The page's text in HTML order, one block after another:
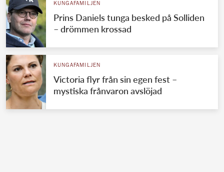
KUNGAFAMILJEN
Prins Daniels tunga besked på Solliden
– drömmen krossad
KUNGAFAMILJEN
Victoria flyr från sin egen fest –
mystiska frånvaron avslöjad